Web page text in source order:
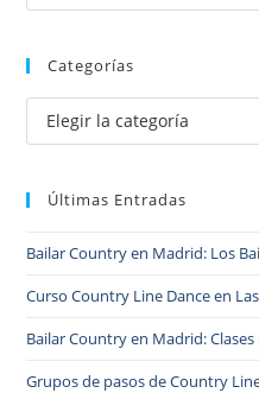
Categorías
Últimas Entradas
Bailar Country en Madrid: Los
Curso Country Line Dance en
Bailar Country en Madrid:
Grupos de pasos de Country